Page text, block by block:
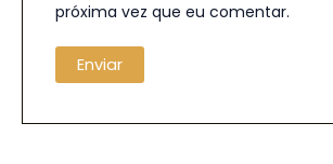
próxima vez que eu comentar.